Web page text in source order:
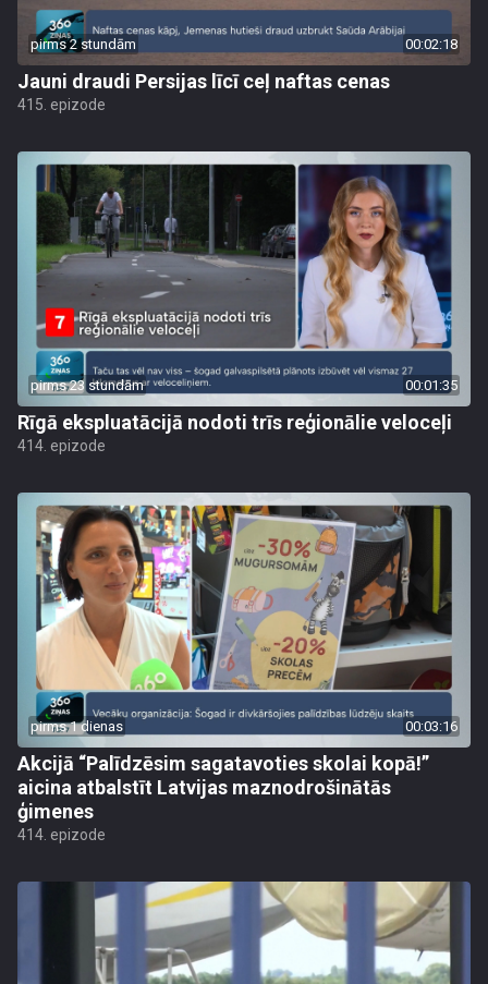
pirms 2 stundām 00:02:18
Jauni draudi Persijas līcī ceļ naftas cenas
415. epizode
pirms 23 stundām 00:01:35
Rīgā ekspluatācijā nodoti trīs reģionālie veloceļi
414. epizode
pirms 1 dienas 00:03:16
Akcijā “Palīdzēsim sagatavoties skolai kopā!”
aicina atbalstīt Latvijas maznodrošinātās
ģimenes
414. epizode